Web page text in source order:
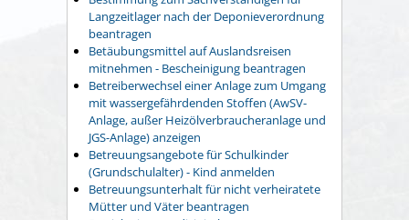
Langzeitlager nach der Deponieverordnung
beantragen
Betäubungsmittel auf Auslandsreisen
mitnehmen - Bescheinigung beantragen
Betreiberwechsel einer Anlage zum Umgang
mit wassergefährdenden Stoffen (AwSV-
Anlage, außer Heizölverbraucheranlage und
JGS-Anlage) anzeigen
Betreuungsangebote für Schulkinder
(Grundschulalter) - Kind anmelden
Betreuungsunterhalt für nicht verheiratete
Mütter und Väter beantragen